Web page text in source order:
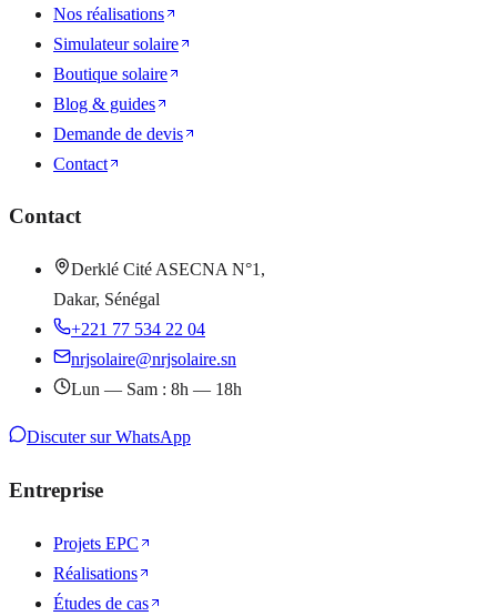
Nos réalisations
Simulateur solaire
Boutique solaire
Blog & guides
Demande de devis
Contact
Contact
Derklé Cité ASECNA N°1,
Dakar, Sénégal
+221 77 534 22 04
nrjsolaire@nrjsolaire.sn
Lun — Sam : 8h — 18h
Discuter sur WhatsApp
Entreprise
Projets EPC
Réalisations
Études de cas